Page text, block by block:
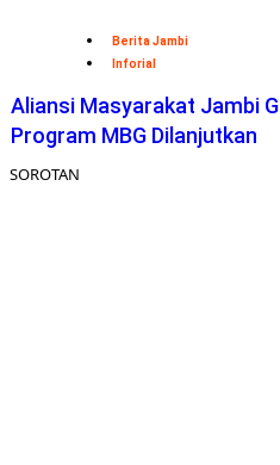
Berita Jambi
Inforial
Aliansi Masyarakat Jambi
Program MBG Dilanjutkan
SOROTAN